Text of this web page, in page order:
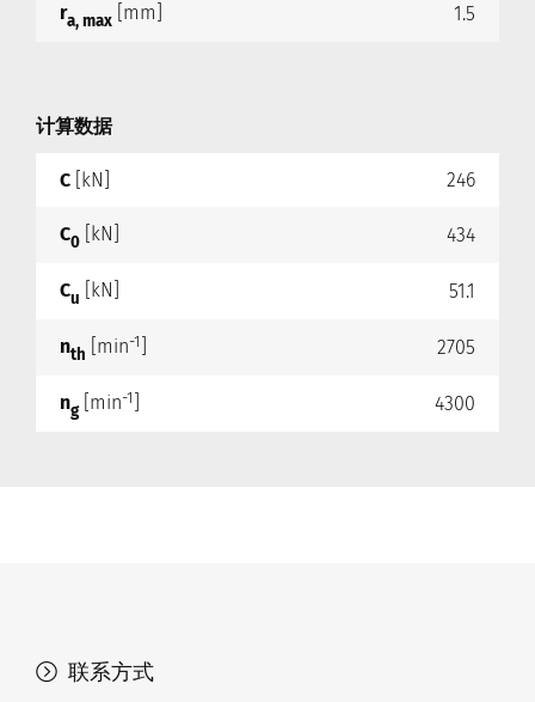
ra, max [mm] 1.5
计算数据
C [kN] 246
C0 [kN] 434
Cu [kN] 51.1
nth [min-1 2705
ng[min-1 4300
联系方式